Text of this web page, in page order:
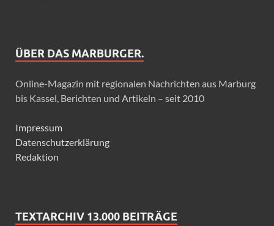
ÜBER DAS MARBURGER.
Online-Magazin mit regionalen Nachrichten aus Marburg
bis Kassel, Berichten und Artikeln – seit 2010
Impressum
Datenschutzerklärung
Redaktion
TEXTARCHIV 13.000 BEITRÄGE